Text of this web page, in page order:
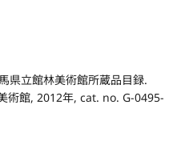
県立館林美術館所蔵品目録.
術館, 2012年, cat. no. G-0495-